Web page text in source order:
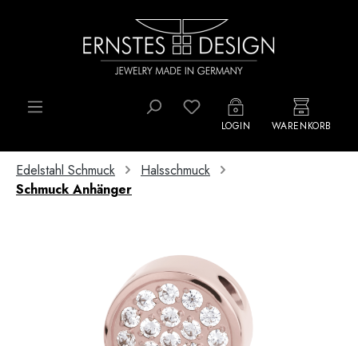
Zum Hauptinhalt springen
Du hast 0 Produkte auf
LOGIN WARENKORB
Edelstahl Schmuck
Halsschmuck
Schmuck Anhänger